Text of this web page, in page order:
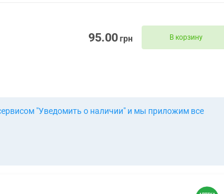
95.00грн В корзину
"Уведомить о наличии" и мы приложим все